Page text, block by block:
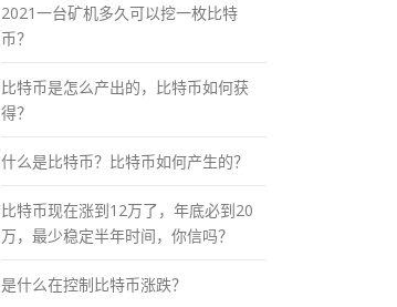
2021一台矿机多久可以挖一枚比特
币？
比特币是怎么产出的，比特币如何获
得？
什么是比特币？比特币如何产生的？
比特币现在涨到12万了，年底必到20
万，最少稳定半年时间，你信吗？
是什么在控制比特币涨跌？